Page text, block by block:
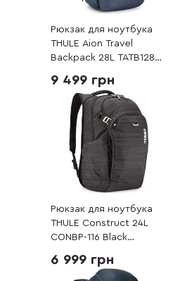
Рюкзак для ноутбука
THULE Aion Travel
Backpack 28L TATB128
9 499 грн
Рюкзак для ноутбука
THULE Construct 24L
CONBP-116 Black
6 999 грн